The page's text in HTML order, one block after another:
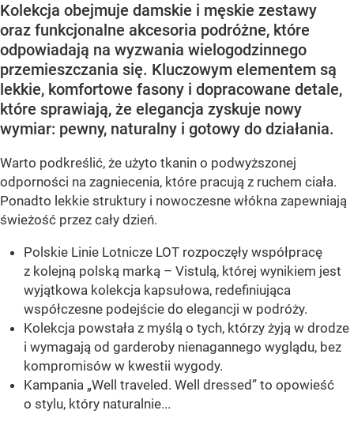
Kolekcja obejmuje damskie i męskie zestawy
oraz funkcjonalne akcesoria podróżne, które
odpowiadają na wyzwania wielogodzinnego
przemieszczania się. Kluczowym elementem są
lekkie, komfortowe fasony i dopracowane detale,
które sprawiają, że elegancja zyskuje nowy
wymiar: pewny, naturalny i gotowy do działania.
Warto podkreślić, że użyto tkanin o podwyższonej
odporności na zagniecenia, które pracują z ruchem ciała.
Ponadto lekkie struktury i nowoczesne włókna zapewniają
świeżość przez cały dzień.
Polskie Linie Lotnicze LOT rozpoczęły współpracę
z kolejną polską marką – Vistulą, której wynikiem jest
wyjątkowa kolekcja kapsułowa, redefiniująca
współczesne podejście do elegancji w podróży.
Kolekcja powstała z myślą o tych, którzy żyją w drodze
i wymagają od garderoby nienagannego wyglądu, bez
kompromisów w kwestii wygody.
Kampania „Well traveled. Well dressed” to opowieść
o stylu, który naturalnie...